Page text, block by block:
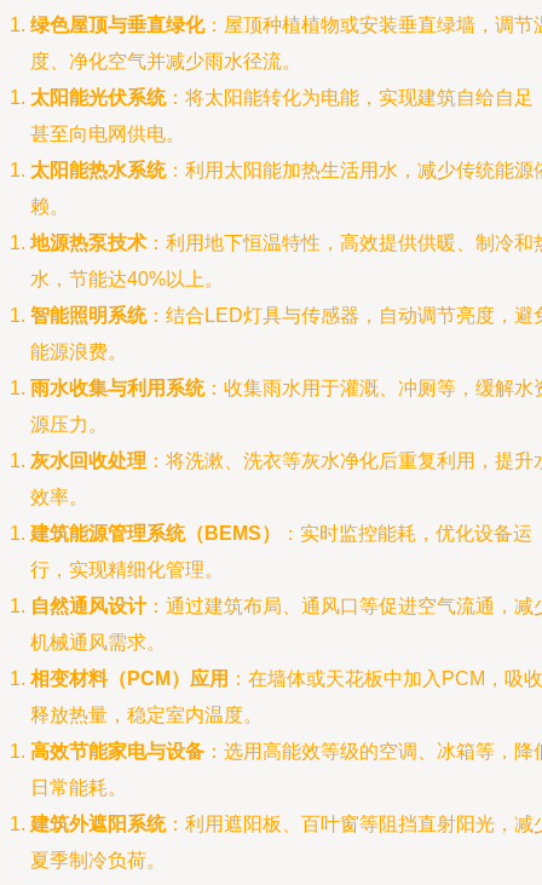
绿色屋顶与垂直绿化：屋顶种植植物或安装垂直绿墙，调节
度、净化空气并减少雨水径流。
太阳能光伏系统：将太阳能转化为电能，实现建筑自给自足
甚至向电网供电。
太阳能热水系统：利用太阳能加热生活用水，减少传统能源
赖。
地源热泵技术 ：利用地下恒温特性，高效提供供暖、制冷和
水，节能达40%以上。
智能照明系统：结合LED灯具与传感器，自动调节亮度，避
能源浪费。
雨水收集与利用系统：收集雨水用于灌溉、冲厕等，缓解水
源压力。
灰水回收处理 ：将洗漱、洗衣等灰水净化后重复利用，提升
效率。
建筑能源管理系统（BEMS）
：实时监控能耗，优化设备运
行，实现精细化管理。
自然通风设计：通过建筑布局、通风口等促进空气流通，减
机械通风需求。
相变材料（PCM）应用 ：在墙体或天花板中加入PCM，吸收
释放热量，稳定室内温度。
高效节能家电与设备 ：选用高能效等级的空调、冰箱等，降
日常能耗。
建筑外遮阳系统：利用遮阳板、百叶窗等阻挡直射阳光，减
夏季制冷负荷。